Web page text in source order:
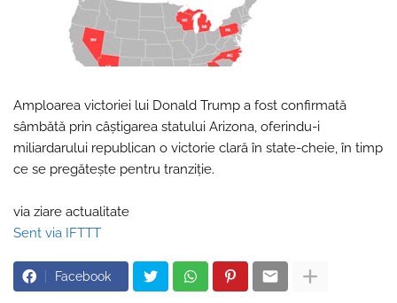
Amploarea victoriei lui Donald Trump a fost confirmată
sâmbătă prin câştigarea statului Arizona, oferindu-i
miliardarului republican o victorie clară în state-cheie, în timp
ce se pregăteşte pentru tranziţie.
via ziare actualitate
Sent via IFTTT
Facebook